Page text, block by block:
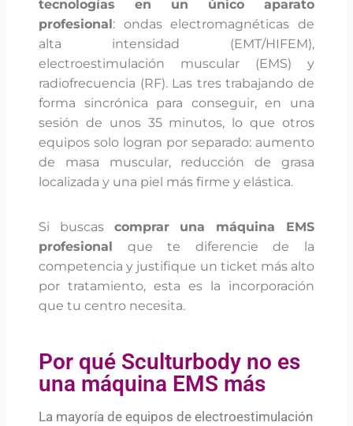
tecnologías en un único aparato
profesional : ondas electromagnéticas de
alta intensidad (EMT/HIFEM),
electroestimulación muscular (EMS) y
radiofrecuencia (RF). Las tres trabajando de
forma sincrónica para conseguir, en una
sesión de unos 35 minutos, lo que otros
equipos solo logran por separado: aumento
de masa muscular, reducción de grasa
localizada y una piel más firme y elástica.
Si buscas comprar una máquina EMS
profesional
que te diferencie de la
competencia y justifique un ticket más alto
por tratamiento, esta es la incorporación
que tu centro necesita.
Por qué Sculturbody no es
una máquina EMS más
La mayoría de equipos de electroestimulación